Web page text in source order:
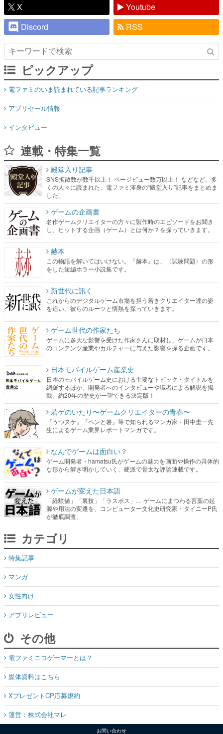
X
Youtube
Discord
RSS
ピックアップ
電ファミのいま読まれている記事ランキング
アプリセール情報
インタビュー
連載・特集一覧
殿堂入り記事
SNS拡散数が数千以上！ ページビュー数万以上！ などなど。多
くの人々に読まれた、電ファミ渾身の“殿堂入り”記事をまとめま
した。
ゲームの企画書
名作ゲームクリエイターの方々に製作時のエピソードをお聞き
し、ヒットする企画（ゲーム）とは何か？を探っていきます。
赫本
この物語を解いてはいけない。『赫本』は、〈試験問題〉の形
をした短編ホラー小説集です。
新世代に訊く
これからのデジタルゲーム市場を担う若きクリエイター達の姿
を追い、彼らのルーツと情熱を探っていきます。
ゲーム世代の作家たち
ゲームに多大な影響を受けた作家さんに取材し、ゲームが日本
のコンテンツ産業やカルチャーに与えた影響を探る企画です。
日本モバイルゲーム産業史
日本のモバイルゲーム史における主要なトピック・タイトルを
網羅するほか、開発者へのインタビューや識者による解説を掲
載。約20年の歴史が一望できる決定版！
若ゲのいたり〜ゲームクリエイターの青春〜
『うつヌケ』『ペンと箸』等で知られるマンガ家・田中圭一先
生によるゲーム業界レポートマンガです。
なんでゲームは面白い？
ゲーム開発者・hamatsu氏がゲームの魅力を画面や操作の具体的
な形から解き明かしていく、硬派で骨太な評論連載です。
ゲームが変えた日本語
「経験値」「裏技」「ラスボス」… ゲームにまつわる言葉の起
源や用法の変遷を、コンピューター文化史研究家・タイニーP氏
が徹底調査。
カテゴリ
特集記事
マンガ
女性向け
アプリレビュー
その他
電ファミニコゲーマーとは？
媒体資料はこちら
XプレゼントCP応募規約
運営：株式会社マレ
お問い合わせ